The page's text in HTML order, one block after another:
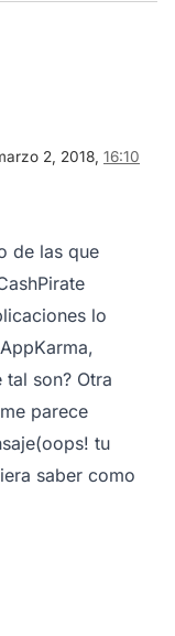
2, 2018, 16:10
de las que
lo
son? Otra
parece
tu
saber como